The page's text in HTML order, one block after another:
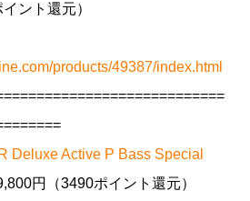
ント還元）
products/49387/index.html
Deluxe Active P Bass Special
円（3490ポイント還元）